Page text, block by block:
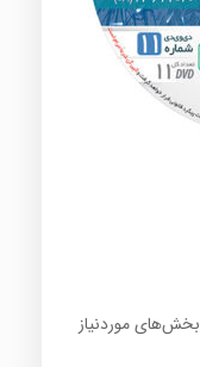
بخش‌های موردنیاز